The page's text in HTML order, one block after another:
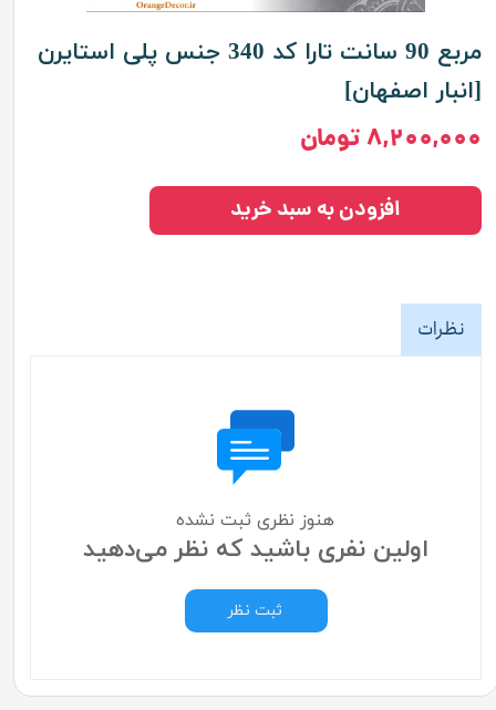
مربع 90 سانت تارا کد 340 جنس پلی استایرن
[انبار اصفهان]
۸,۲۰۰,۰۰۰ تومان
افزودن به سبد خرید
نظرات
هنوز نظری ثبت نشده
اولین نفری باشید که نظر می‌دهید
ثبت نظر